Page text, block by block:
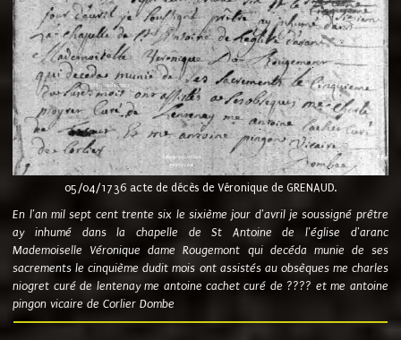
05/04/1736 acte de décès de Véronique de GRENAUD.
En l'an mil sept cent trente six le sixième jour d'avril je soussigné prêtre
ay inhumé dans la chapelle de St Antoine de l'église d'aranc
Mademoiselle Véronique dame Rougemont qui decéda munie de ses
sacrements le cinquième dudit mois ont assistés au obsèques me charles
niogret curé de lentenay me antoine cachet curé de ???? et me antoine
pingon vicaire de Corlier Dombe